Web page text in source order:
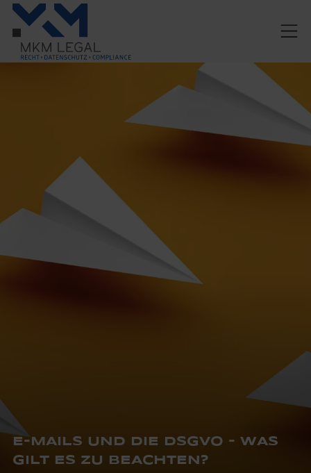
E-MAILS UND DIE DSGVO - WAS
GILT ES ZU BEACHTEN?